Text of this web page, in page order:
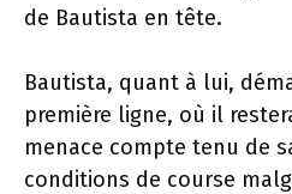
de Bautista en tête.
Bautista, quant à lui,
première ligne, où il
menace compte tenu de
conditions de course